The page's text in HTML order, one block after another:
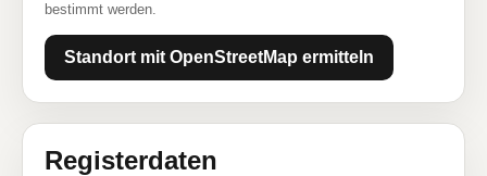
bestimmt werden.
Standort mit OpenStreetMap ermitteln
Registerdaten